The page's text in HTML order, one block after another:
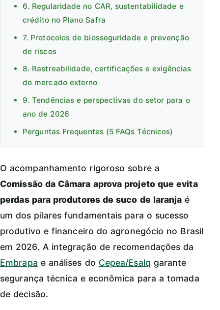
6. Regularidade no CAR, sustentabilidade e
crédito no Plano Safra
7. Protocolos de biosseguridade e prevenção
de riscos
8. Rastreabilidade, certificações e exigências
do mercado externo
9. Tendências e perspectivas do setor para o
ano de 2026
Perguntas Frequentes (5 FAQs Técnicos)
O acompanhamento rigoroso sobre a
Comissão da Câmara aprova projeto que evita
perdas para produtores de suco de laranja é
um dos pilares fundamentais para o sucesso
produtivo e financeiro do agronegócio no Brasil
em 2026. A integração de recomendações da
Embrapa e análises do Cepea/Esalq garante
segurança técnica e econômica para a tomada
de decisão.